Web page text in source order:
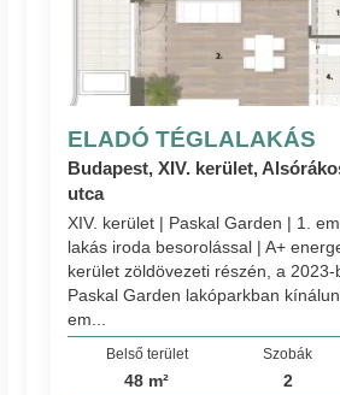
ELADÓ TÉGLALAKÁS
Budapest, XIV. kerület,
utca
XIV. kerület | Paskal Garden | 1.
lakás iroda besorolással | A+
kerület zöldövezeti részén, a
Paskal Garden lakóparkban
em...
Belső terület
48 m²
Szobák
2